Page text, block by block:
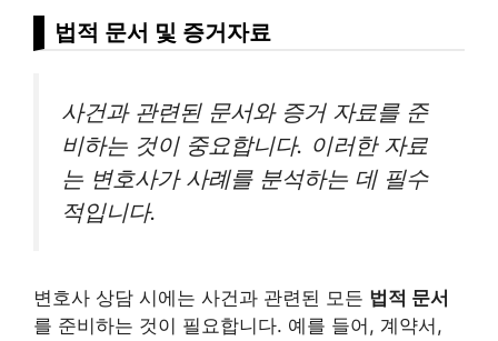
법적 문서 및 증거자료
사건과 관련된 문서와 증거 자료를 준
비하는 것이 중요합니다. 이러한 자료
는 변호사가 사례를 분석하는 데 필수
적입니다.
변호사 상담 시에는 사건과 관련된 모든 법적 문서
를 준비하는 것이 필요합니다. 예를 들어, 계약서,